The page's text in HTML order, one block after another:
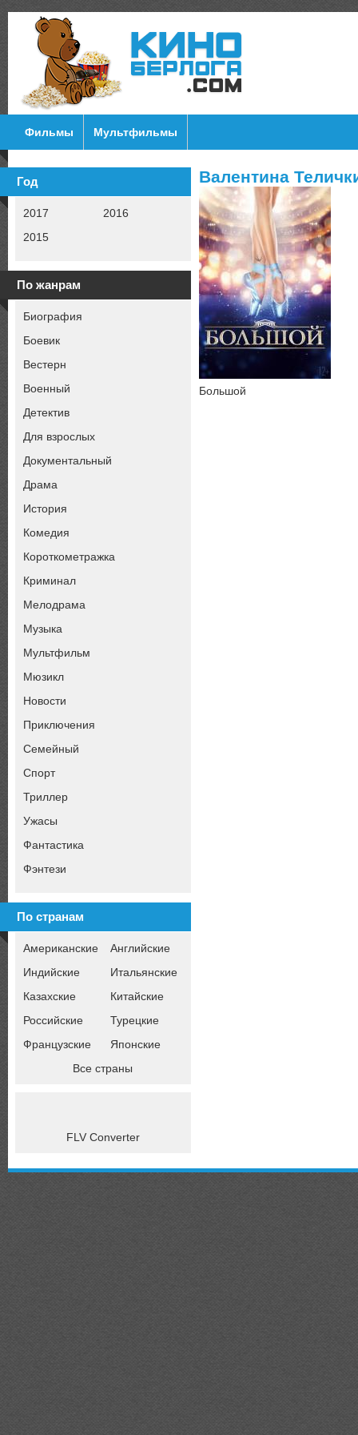
Фильмы Мультфильмы
Год
2017
2016
2015
По жанрам
Биография
Боевик
Вестерн
Военный
Детектив
Для взрослых
Документальный
Драма
История
Комедия
Короткометражка
Криминал
Мелодрама
Музыка
Мультфильм
Мюзикл
Новости
Приключения
Семейный
Спорт
Триллер
Ужасы
Фантастика
Фэнтези
По странам
Американские
Английские
Индийские
Итальянские
Казахские
Китайские
Российские
Турецкие
Французские
Японские
Все страны
FLV Converter
Валентина
Большой